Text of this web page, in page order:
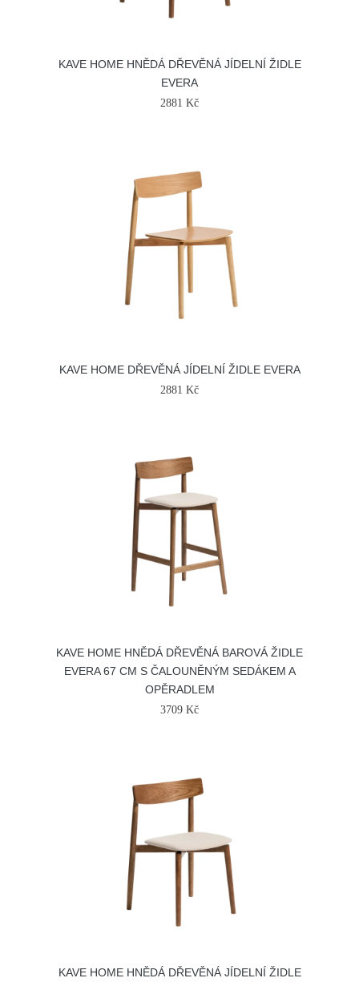
KAVE HOME HNĚDÁ DŘEVĚNÁ JÍDELNÍ ŽIDLE
EVERA
2881 Kč
KAVE HOME DŘEVĚNÁ JÍDELNÍ ŽIDLE EVERA
2881 Kč
KAVE HOME HNĚDÁ DŘEVĚNÁ BAROVÁ ŽIDLE
EVERA 67 CM S ČALOUNĚNÝM SEDÁKEM A
OPĚRADLEM
3709 Kč
KAVE HOME HNĚDÁ DŘEVĚNÁ JÍDELNÍ ŽIDLE